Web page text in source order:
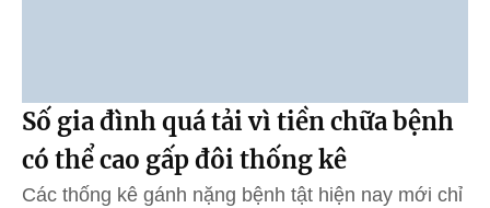
Số gia đình quá tải vì tiền chữa bệnh
có thể cao gấp đôi thống kê
Các thống kê gánh nặng bệnh tật hiện nay mới chỉ